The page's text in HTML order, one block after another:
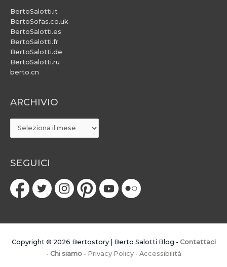
BertoSalotti.it
BertoSofas.co.uk
BertoSalotti.es
BertoSalotti.fr
BertoSalotti.de
BertoSalotti.ru
berto.cn
ARCHIVIO
ARCHIVIO
SEGUICI
Copyright © 2026 Bertostory | Berto Salotti Blog - Contattaci
- Chi siamo- Privacy Policy- Accessibilità